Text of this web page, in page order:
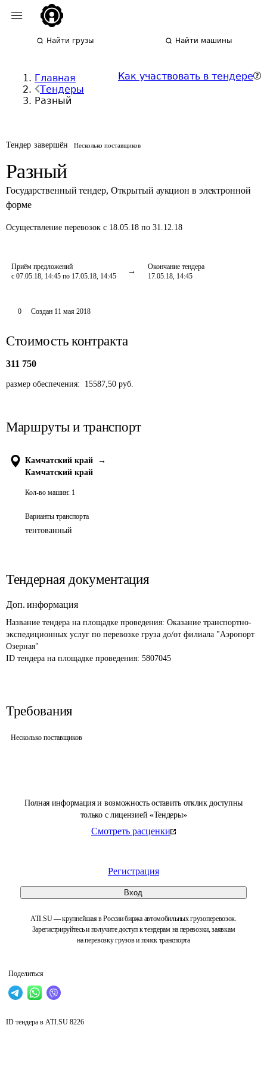
Найти грузы Найти машины
Главная
Тендеры
Разный
Как участвовать в тендере
Тендер завершён Несколько поставщиков
Разный
Государственный тендер, Открытый аукцион в электронной
форме
Осуществление перевозок с 18.05.18 по 31.12.18
Приём предложений
с 07.05.18, 14:45 по 17.05.18, 14:45
Окончание тендера
17.05.18, 14:45
Полная информация и возможность оставить отклик доступны
только с лицензией «Тендеры»
Смотреть расценки
Регистрация
Вход
ATI.SU — крупнейшая в России биржа автомобильных грузоперевозок.
Зарегистрируйтесь и получите доступ к тендерам на перевозки, заявкам
на перевозку грузов и поиск транспорта
Поделиться
0 Создан 11 мая 2018
Стоимость контракта
311 750
размер обеспечения:  15587,50 руб.
Маршруты и транспорт
Камчатский край
→
Камчатский край
Кол-во машин: 1
Варианты транспорта
тентованный
Тендерная документация
Доп. информация
Название тендера на площадке проведения: Оказание транспортно-
экспедиционных услуг по перевозке груза до/от филиала "Аэропорт
Озерная"
ID тендера на площадке проведения: 5807045
Требования
Несколько поставщиков
ID тендера в ATI.SU 8226